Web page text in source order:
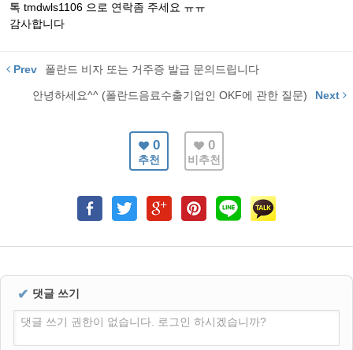
톡 tmdwls1106 으로 연락좀 주세요 ㅠㅠ
감사합니다
Prev 폴란드 비자 또는 거주증 발급 문의드립니다
안녕하세요^^ (폴란드음료수출기업인 OKF에 관한 질문) Next
0
추천
0
비추천
✔ 댓글 쓰기
댓글 쓰기 권한이 없습니다. 로그인 하시겠습니까?